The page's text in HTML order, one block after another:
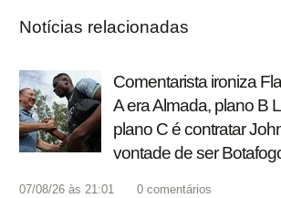
Notícias relacionadas
Comentarista ironiza
A era Almada, plano B
plano C é contratar
vontade de ser
07/08/26 às 21:01 0 comentários